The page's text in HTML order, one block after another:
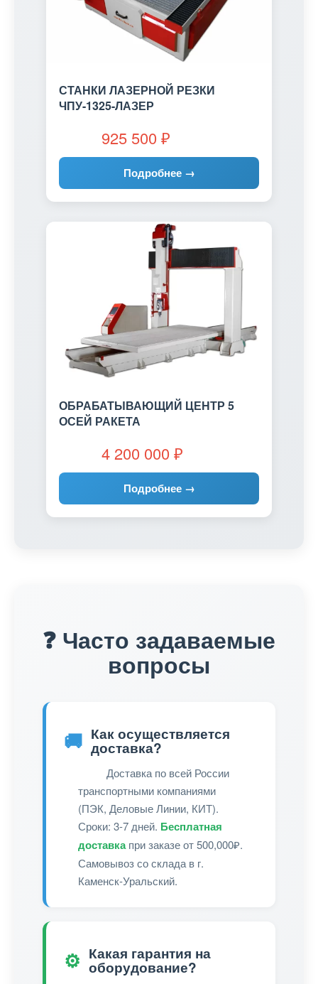
СТАНКИ ЛАЗЕРНОЙ РЕЗКИ
ЧПУ-1325-ЛАЗЕР
925 500 ₽
Подробнее →
ОБРАБАТЫВАЮЩИЙ ЦЕНТР 5
ОСЕЙ РАКЕТА
4 200 000 ₽
Подробнее →
❓ Часто задаваемые
вопросы
🚚 Как осуществляется
доставка?
Доставка по всей России
транспортными компаниями
(ПЭК, Деловые Линии, КИТ).
Сроки: 3-7 дней. Бесплатная
доставкапри заказе от 500,000₽.
Самовывоз со склада в г.
Каменск-Уральский.
⚙️ Какая гарантия на
оборудование?